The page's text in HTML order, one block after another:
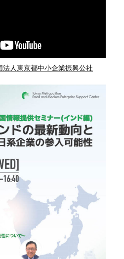
法人東京都中小企業振興公社